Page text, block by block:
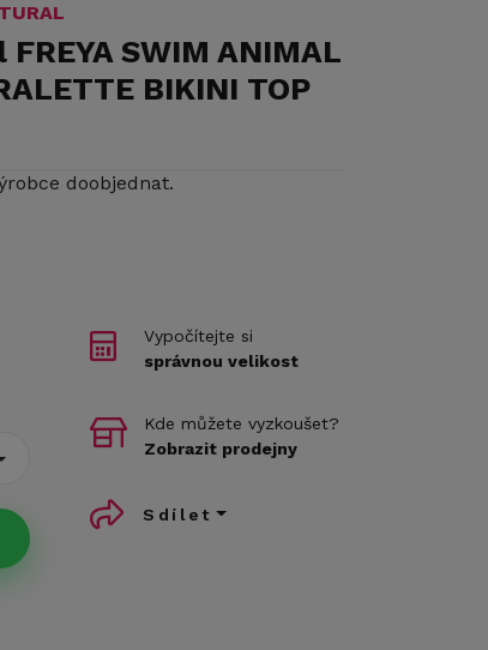
SWIM ANIMAL
BIKINI TOP
doobjednat.
Vypočítejte si
správnou velikost
Kde můžete vyzkoušet?
Zobrazit prodejny
Sdílet